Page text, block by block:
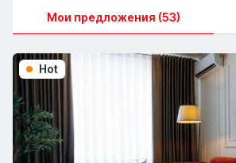
Мои предложения (53)
Hot